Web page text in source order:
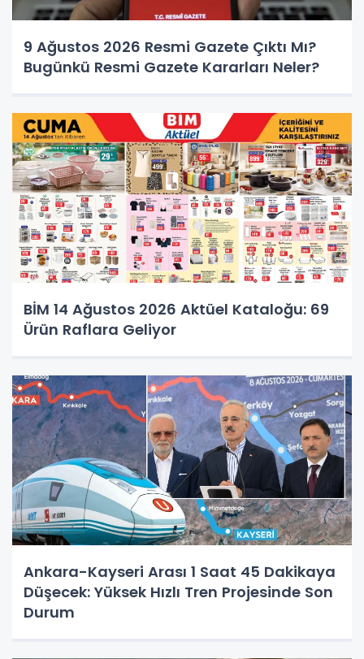
9 Ağustos 2026 Resmi Gazete Çıktı Mı?
Bugünkü Resmi Gazete Kararları Neler?
BİM 14 Ağustos 2026 Aktüel Kataloğu: 69
Ürün Raflara Geliyor
Ankara-Kayseri Arası 1 Saat 45 Dakikaya
Düşecek: Yüksek Hızlı Tren Projesinde Son
Durum